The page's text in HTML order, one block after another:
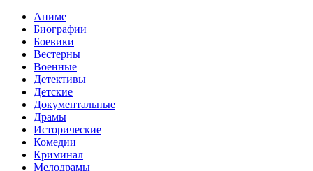
Аниме
Биографии
Боевики
Вестерны
Военные
Детективы
Детские
Документальные
Драмы
Исторические
Комедии
Криминал
Мелодрамы